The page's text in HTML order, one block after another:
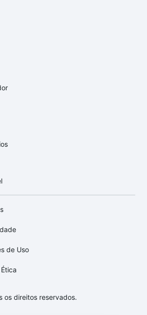
de Uso
os direitos reservados.